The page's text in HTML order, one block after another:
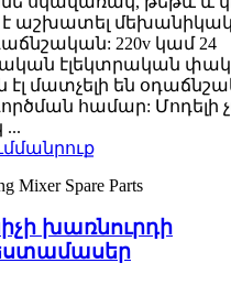
է աշխատել
220v կամ 24
էլեկտրական
էլ մատչելի են
համար: Մոդելի
...
մանրուք
խառնուրդի